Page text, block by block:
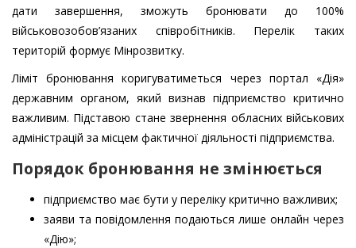
дати завершення, зможуть бронювати до 100%
військовозобов’язаних співробітників. Перелік таких
територій формує Мінрозвитку.
Ліміт бронювання коригуватиметься через портал «Дія»
державним органом, який визнав підприємство критично
важливим. Підставою стане звернення обласних військових
адміністрацій за місцем фактичної діяльності підприємства.
Порядок бронювання не змінюється
підприємство має бути у переліку критично важливих;
заяви та повідомлення подаються лише онлайн через
«Дію»;